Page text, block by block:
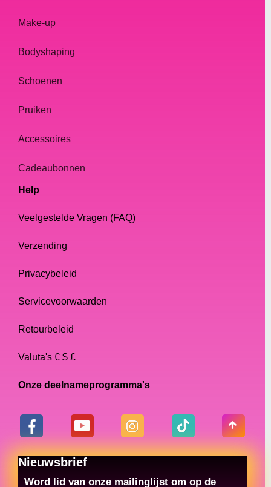
Make-up
Bodyshaping
Schoenen
Pruiken
Accessoires
Cadeaubonnen
Help
Veelgestelde Vragen (FAQ)
Verzending
Privacybeleid
Servicevoorwaarden
Retourbeleid
Valuta's € $ £
Onze deelnameprogramma's
Nieuwsbrief
Word lid van onze mailinglijst om op de